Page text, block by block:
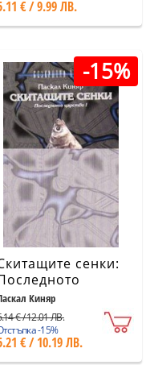
€ / 9.99 ЛВ.
-15%
сенки:
I
Киняр
€ / 12.01 ЛВ.
-15%
€ / 10.19 ЛВ.